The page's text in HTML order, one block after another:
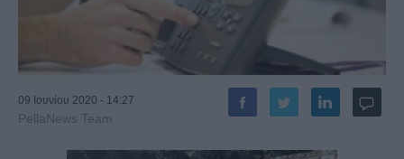
09 Ιουνίου 2020 - 14:27
PellaNews Team